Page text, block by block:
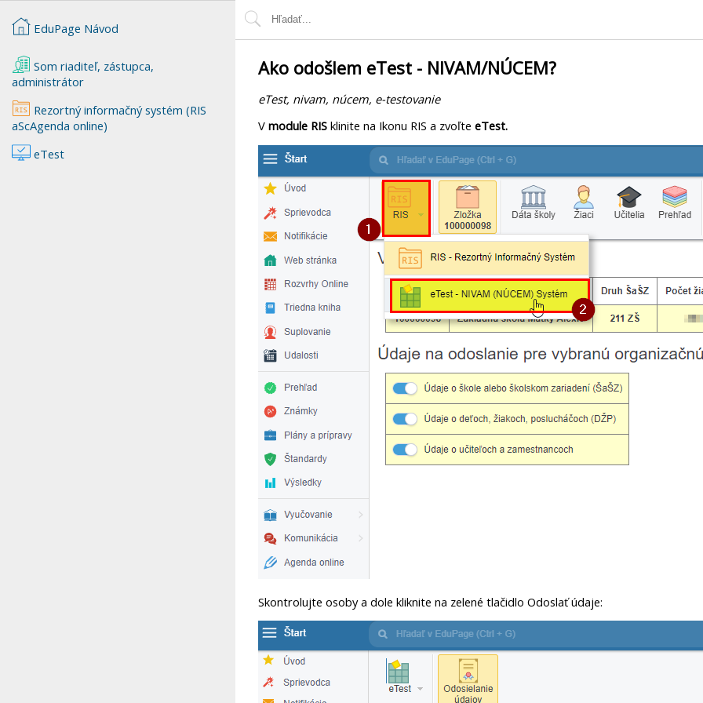
Ako odošlem eTest - NIVAM/NÚCEM?
eTest, nivam, núcem, e-testovanie
V module RIS klinite na Ikonu RIS a zvoľte eTest.
Skontrolujte osoby a dole kliknite na zelené tlačidlo Odoslať údaje:
EduPage Návod
Som riaditeľ, zástupca,
administrátor
Rezortný informačný systém (RIS
aScAgenda online)
eTest